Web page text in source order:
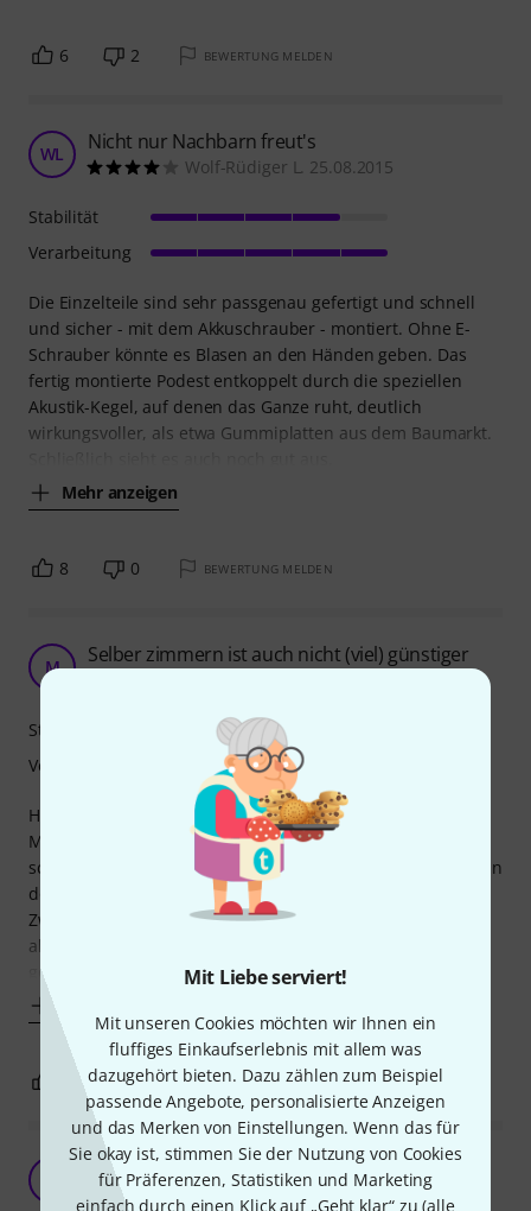
Mit Liebe serviert!
Mit unseren Cookies möchten wir Ihnen ein
fluffiges Einkaufserlebnis mit allem was
dazugehört bieten. Dazu zählen zum Beispiel
passende Angebote, personalisierte Anzeigen
und das Merken von Einstellungen. Wenn das für
Sie okay ist, stimmen Sie der Nutzung von Cookies
für Präferenzen, Statistiken und Marketing
einfach durch einen Klick auf „Geht klar“ zu (alle
6 2 BEWERTUNG MELDEN
WL Nicht nur Nachbarn freut's
Wolf-Rüdiger L. 25.08.2015
Die Einzelteile sind sehr passgenau gefertigt und schnell
und sicher - mit dem Akkuschrauber - montiert. Ohne E-
Schrauber könnte es Blasen an den Händen geben. Das
fertig montierte Podest entkoppelt durch die speziellen
Akustik-Kegel, auf denen das Ganze ruht, deutlich
wirkungsvoller, als etwa Gummiplatten aus dem Baumarkt.
Mehr anzeigen
Stabilität
Verarbeitung
8 0 BEWERTUNG MELDEN
M Selber zimmern ist auch nicht (viel) günstiger
Hier habe ich zugegriffen, weil ich dringend etwas für die
Mitbewohner tun musste. Das Schlagzeug steht im gut
schallisolierten Dachgeschoss, aber der Trittschall war dann
doch ziemlich durchdringend. Das Podium erfüllt seinen
Zweck unbedingt. Der Trittschall ist natürlich nicht weg,
aber so deutlich reduziert, dass sich die Anschaffung
gelohnt hat, der Preis ist
Stabilität
Verarbeitung
2 BEWERTUNG MELDEN
Hilft
Kaisaaffe 05.06.2020